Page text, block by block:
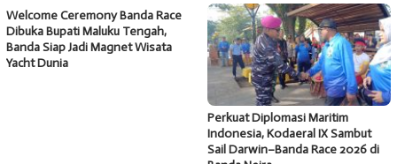
Welcome Ceremony Banda Race
Dibuka Bupati Maluku Tengah,
Banda Siap Jadi Magnet Wisata
Yacht Dunia
Perkuat Diplomasi Maritim
Indonesia, Kodaeral IX Sambut
Sail Darwin–Banda Race 2026 di